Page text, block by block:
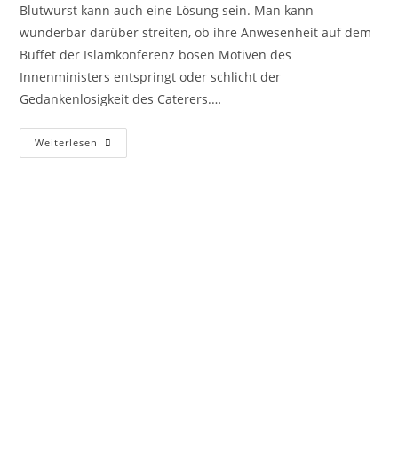
Blutwurst kann auch eine Lösung sein. Man kann
wunderbar darüber streiten, ob ihre Anwesenheit auf dem
Buffet der Islamkonferenz bösen Motiven des
Innenministers entspringt oder schlicht der
Gedankenlosigkeit des Caterers.…
Weiterlesen